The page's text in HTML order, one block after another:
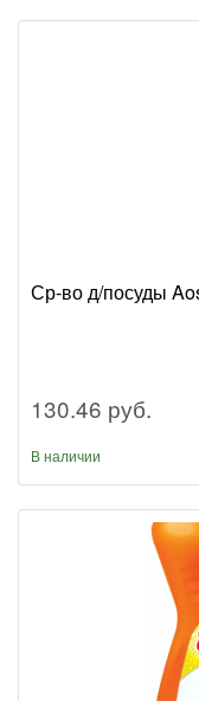
Ср-во д/посуды
130.46 руб.
В наличии